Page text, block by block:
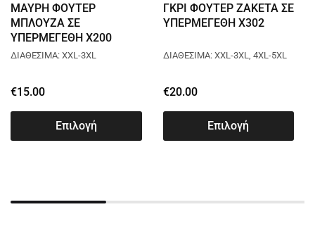
ΜΑΥΡΗ ΦΟΥΤΕΡ
ΜΠΛΟΥΖΑ ΣΕ
ΥΠΕΡΜΕΓΕΘΗ X200
ΔΙΑΘΕΣΙΜΑ: XXL-3XL
€15.00
Επιλογή
ΓΚΡΙ ΦΟΥΤΕΡ ΖΑΚΕΤΑ ΣΕ
ΥΠΕΡΜΕΓΕΘΗ X302
ΔΙΑΘΕΣΙΜΑ: XXL-3XL, 4XL-5XL
€20.00
Επιλογή